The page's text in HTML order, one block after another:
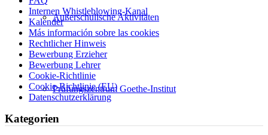
Außerschulische Aktivitäten
Prüfungszentrum Goethe-Institut
Internen Whistleblowing-Kanal
Kalender
Más información sobre las cookies
Rechtlicher Hinweis
Bewerbung Erzieher
Bewerbung Lehrer
Cookie-Richtlinie
Cookie-Richtlinie (EU)
Datenschutzerklärung
Kategorien